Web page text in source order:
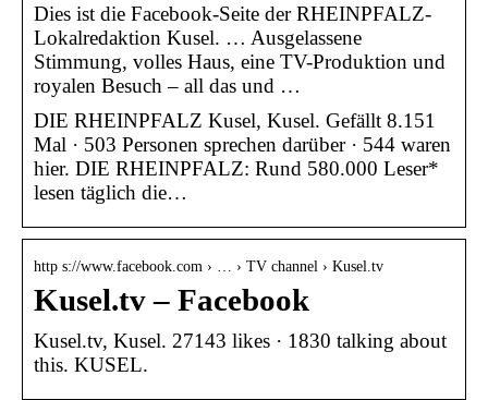
Dies ist die Facebook-Seite der RHEINPFALZ-
Lokalredaktion Kusel. … Ausgelassene
Stimmung, volles Haus, eine TV-Produktion und
royalen Besuch – all das und …
DIE RHEINPFALZ Kusel, Kusel. Gefällt 8.151
Mal · 503 Personen sprechen darüber · 544 waren
hier. DIE RHEINPFALZ: Rund 580.000 Leser*
lesen täglich die…
http s://www.facebook.com › … › TV channel › Kusel.tv
Kusel.tv – Facebook
Kusel.tv, Kusel. 27143 likes · 1830 talking about
this. KUSEL.